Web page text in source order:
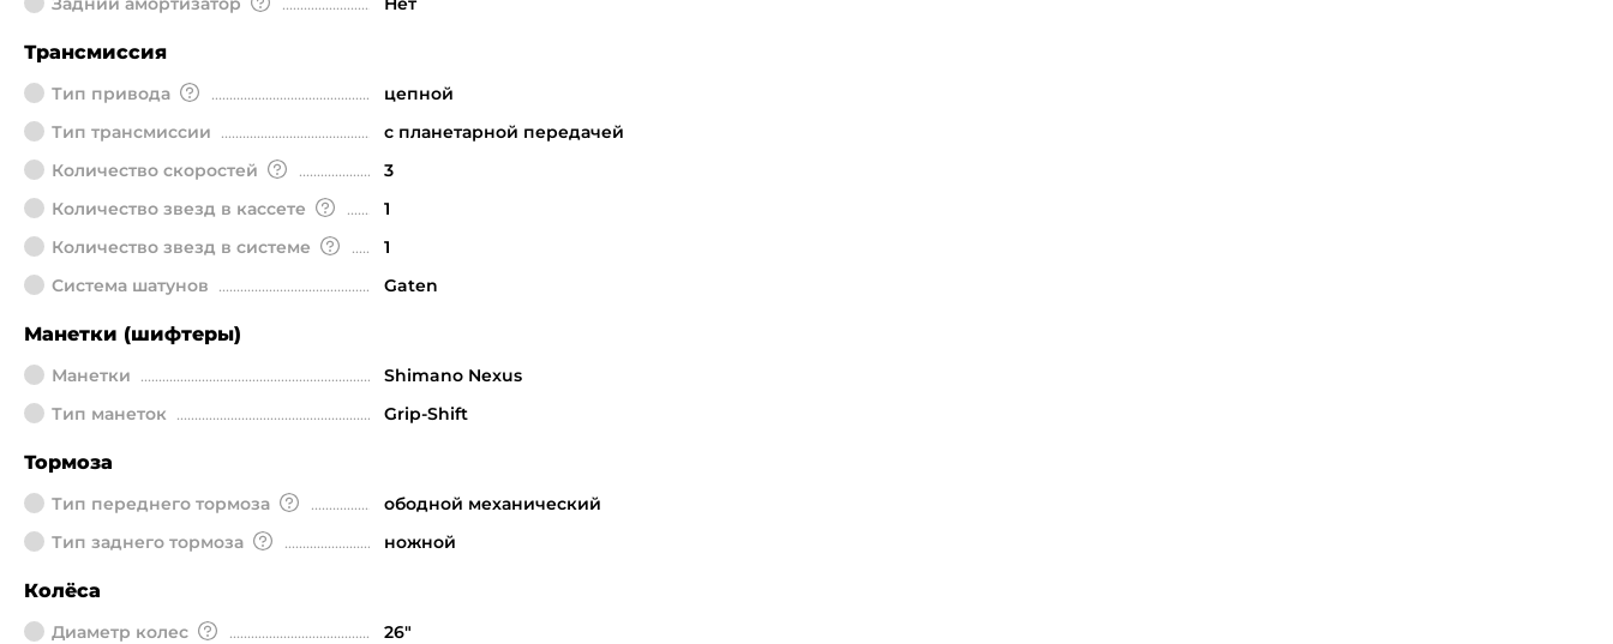
Трансмиссия
Тип привода
цепной
Тип трансмиссии
с планетарной передачей
Количество скоростей
3
Количество звезд в кассете
1
Количество звезд в системе
1
Система шатунов
Gaten
Манетки (шифтеры)
Манетки
Shimano Nexus
Тип манеток
Grip-Shift
Тормоза
Тип переднего тормоза
ободной механический
Тип заднего тормоза
ножной
Колёса
Диаметр колeс
26"